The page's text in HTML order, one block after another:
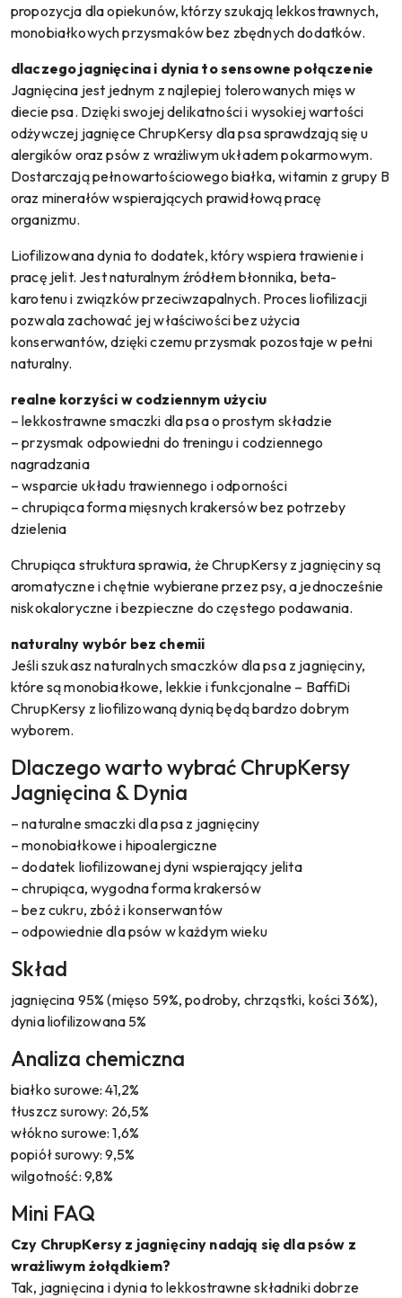
propozycja dla opiekunów, którzy szukają lekkostrawnych,
monobiałkowych przysmaków bez zbędnych dodatków.
dlaczego jagnięcina i dynia to sensowne połączenie
Jagnięcina jest jednym z najlepiej tolerowanych mięs w
diecie psa. Dzięki swojej delikatności i wysokiej wartości
odżywczej jagnięce ChrupKersy dla psa sprawdzają się u
alergików oraz psów z wrażliwym układem pokarmowym.
Dostarczają pełnowartościowego białka, witamin z grupy B
oraz minerałów wspierających prawidłową pracę
organizmu.
Liofilizowana dynia to dodatek, który wspiera trawienie i
pracę jelit. Jest naturalnym źródłem błonnika, beta-
karotenu i związków przeciwzapalnych. Proces liofilizacji
pozwala zachować jej właściwości bez użycia
konserwantów, dzięki czemu przysmak pozostaje w pełni
naturalny.
realne korzyści w codziennym użyciu
– lekkostrawne smaczki dla psa o prostym składzie
– przysmak odpowiedni do treningu i codziennego
nagradzania
– wsparcie układu trawiennego i odporności
– chrupiąca forma mięsnych krakersów bez potrzeby
dzielenia
Chrupiąca struktura sprawia, że ChrupKersy z jagnięciny są
aromatyczne i chętnie wybierane przez psy, a jednocześnie
niskokaloryczne i bezpieczne do częstego podawania.
naturalny wybór bez chemii
Jeśli szukasz naturalnych smaczków dla psa z jagnięciny,
które są monobiałkowe, lekkie i funkcjonalne – BaffiDi
ChrupKersy z liofilizowaną dynią będą bardzo dobrym
wyborem.
Dlaczego warto wybrać ChrupKersy
Jagnięcina & Dynia
– naturalne smaczki dla psa z jagnięciny
– monobiałkowe i hipoalergiczne
– dodatek liofilizowanej dyni wspierający jelita
– chrupiąca, wygodna forma krakersów
– bez cukru, zbóż i konserwantów
– odpowiednie dla psów w każdym wieku
Skład
jagnięcina 95% (mięso 59%, podroby, chrząstki, kości 36%),
dynia liofilizowana 5%
Analiza chemiczna
białko surowe: 41,2%
tłuszcz surowy: 26,5%
włókno surowe: 1,6%
popiół surowy: 9,5%
wilgotność: 9,8%
Mini FAQ
Czy ChrupKersy z jagnięciny nadają się dla psów z
wrażliwym żołądkiem?
Tak, jagnięcina i dynia to lekkostrawne składniki dobrze